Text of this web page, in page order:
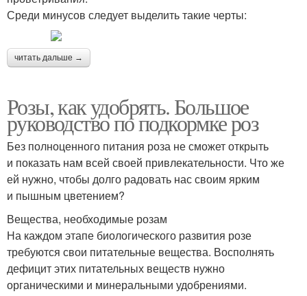
Среди минусов следует выделить такие черты:
читать дальше →
Розы, как удобрять. Большое
руководство по подкормке роз
Без полноценного питания роза не сможет открыть
и показать нам всей своей привлекательности. Что же
ей нужно, чтобы долго радовать нас своим ярким
и пышным цветением?
Вещества, необходимые розам
На каждом этапе биологического развития розе
требуются свои питательные вещества. Восполнять
дефицит этих питательных веществ нужно
органическими и минеральными удобрениями.